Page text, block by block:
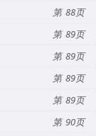
88
89
89
89
89
90